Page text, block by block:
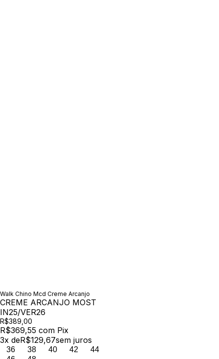
Walk Chino Mcd Creme Arcanjo
CREME ARCANJO MOST
IN25/VER26
R$389,00
R$369,55 com Pix
3x deR$129,67sem juros
36 38 40 42
44